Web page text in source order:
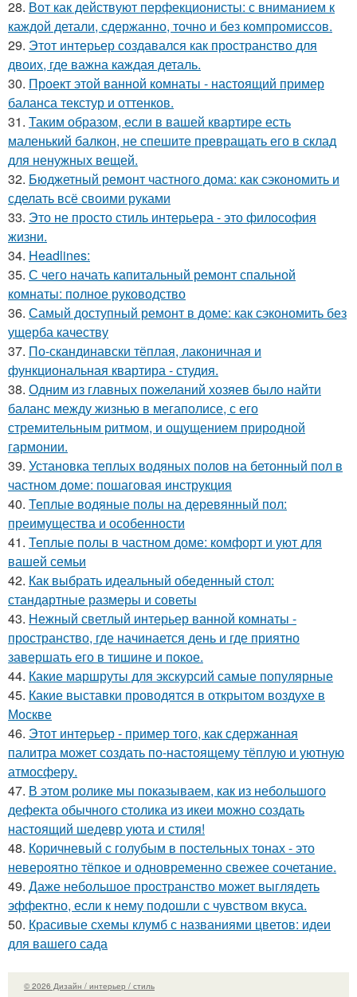
28. Вот как действуют перфекционисты: с вниманием к
каждой детали, сдержанно, точно и без компромиссов.
29. Этот интерьер создавался как пространство для
двоих, где важна каждая деталь.
30. Проект этой ванной комнаты - настоящий пример
баланса текстур и оттенков.
31. Таким образом, если в вашей квартире есть
маленький балкон, не спешите превращать его в склад
для ненужных вещей.
32. Бюджетный ремонт частного дома: как сэкономить и
сделать всё своими руками
33. Это не просто стиль интерьера - это философия
жизни.
34. Headlines:
35. С чего начать капитальный ремонт спальной
комнаты: полное руководство
36. Самый доступный ремонт в доме: как сэкономить без
ущерба качеству
37. По-скандинавски тёплая, лаконичная и
функциональная квартира - студия.
38. Одним из главных пожеланий хозяев было найти
баланс между жизнью в мегаполисе, с его
стремительным ритмом, и ощущением природной
гармонии.
39. Установка теплых водяных полов на бетонный пол в
частном доме: пошаговая инструкция
40. Теплые водяные полы на деревянный пол:
преимущества и особенности
41. Теплые полы в частном доме: комфорт и уют для
вашей семьи
42. Как выбрать идеальный обеденный стол:
стандартные размеры и советы
43. Нежный светлый интерьер ванной комнаты -
пространство, где начинается день и где приятно
завершать его в тишине и покое.
44. Какие маршруты для экскурсий самые популярные
45. Какие выставки проводятся в открытом воздухе в
Москве
46. Этот интерьер - пример того, как сдержанная
палитра может создать по-настоящему тёплую и уютную
атмосферу.
47. В этом ролике мы показываем, как из небольшого
дефекта обычного столика из икеи можно создать
настоящий шедевр уюта и стиля!
48. Коричневый с голубым в постельных тонах - это
невероятно тёпкое и одновременно свежее сочетание.
49. Даже небольшое пространство может выглядеть
эффектно, если к нему подошли с чувством вкуса.
50. Красивые схемы клумб с названиями цветов: идеи
для вашего сада
© 2026 Дизайн / интерьер / стиль